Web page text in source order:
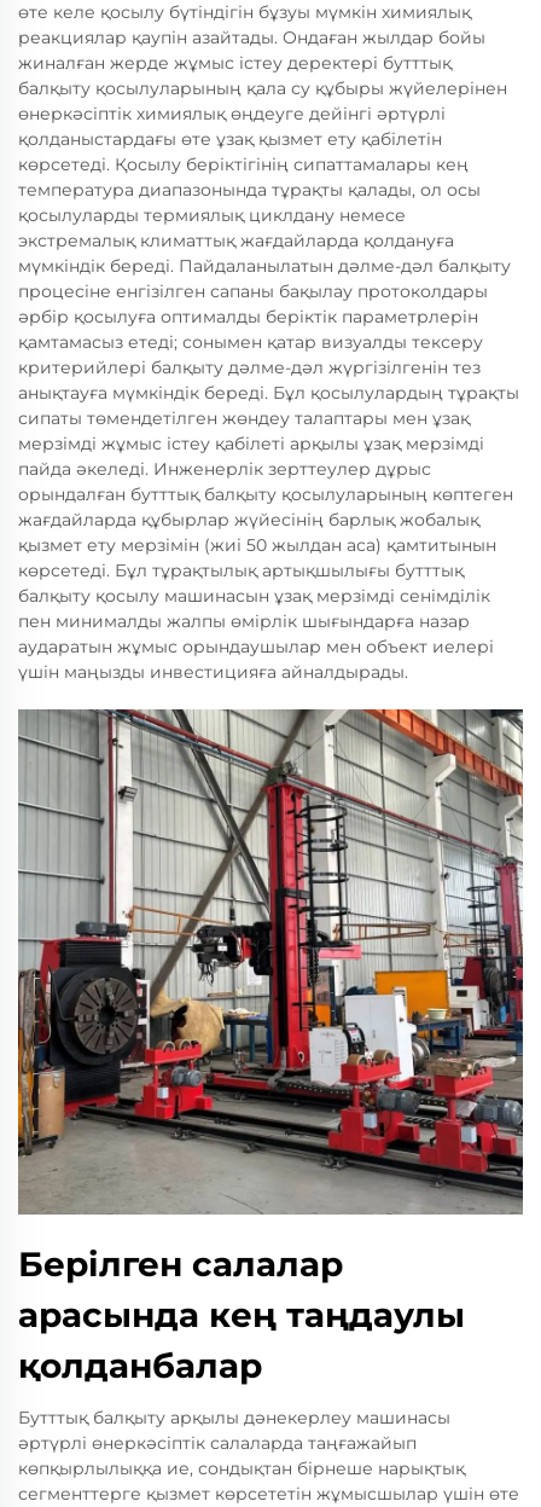
өте келе қосылу бүтіндігін бұзуы мүмкін химиялық
реакциялар қаупін азайтады. Ондаған жылдар бойы
жиналған жерде жұмыс істеу деректері бутттық
балқыту қосылуларының қала су құбыры жүйелерінен
өнеркәсіптік химиялық өңдеуге дейінгі әртүрлі
қолданыстардағы өте ұзақ қызмет ету қабілетін
көрсетеді. Қосылу беріктігінің сипаттамалары кең
температура диапазонында тұрақты қалады, ол осы
қосылуларды термиялық циклдану немесе
экстремалық климаттық жағдайларда қолдануға
мүмкіндік береді. Пайдаланылатын дәлме-дәл балқыту
процесіне енгізілген сапаны бақылау протоколдары
әрбір қосылуға оптималды беріктік параметрлерін
қамтамасыз етеді; сонымен қатар визуалды тексеру
критерийлері балқыту дәлме-дәл жүргізілгенін тез
анықтауға мүмкіндік береді. Бұл қосылулардың тұрақты
сипаты төмендетілген жөндеу талаптары мен ұзақ
мерзімді жұмыс істеу қабілеті арқылы ұзақ мерзімді
пайда әкеледі. Инженерлік зерттеулер дұрыс
орындалған бутттық балқыту қосылуларының көптеген
жағдайларда құбырлар жүйесінің барлық жобалық
қызмет ету мерзімін (жиі 50 жылдан аса) қамтитынын
көрсетеді. Бұл тұрақтылық артықшылығы бутттық
балқыту қосылу машинасын ұзақ мерзімді сенімділік
пен минималды жалпы өмірлік шығындарға назар
аударатын жұмыс орындаушылар мен объект иелері
үшін маңызды инвестицияға айналдырады.
Берілген салалар
арасында кең таңдаулы
қолданбалар
Бутттық балқыту арқылы дәнекерлеу машинасы
әртүрлі өнеркәсіптік салаларда таңғажайып
көпқырлылыққа ие, сондықтан бірнеше нарықтық
сегменттерге қызмет көрсететін жұмысшылар үшін өте